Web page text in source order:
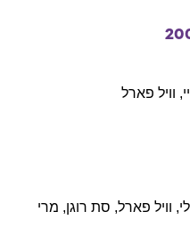
, וויל פארל
, וויל פארל, סת רוגן, מרי